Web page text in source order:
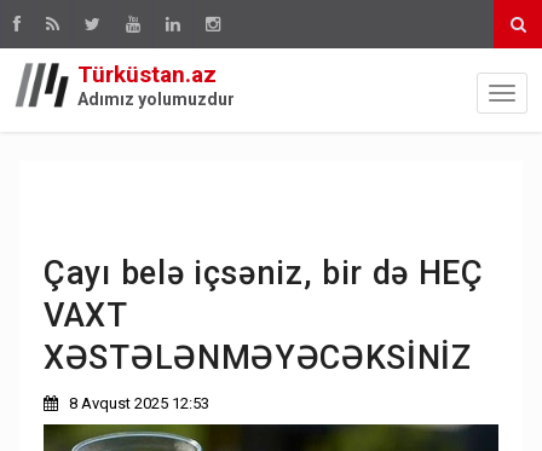
Türküstan.az
Adımız yolumuzdur
Çayı belə içsəniz, bir də HEÇ
VAXT
XƏSTƏLƏNMƏYƏCƏKSİNİZ
8 Avqust 2025 12:53